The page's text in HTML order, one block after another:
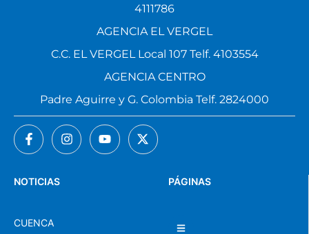
PÁGINAS
NOTICIAS
CUENCA
4111786
AGENCIA EL VERGEL
C.C. EL VERGEL Local 107 Telf. 4103554
AGENCIA CENTRO
Padre Aguirre y G. Colombia Telf. 2824000